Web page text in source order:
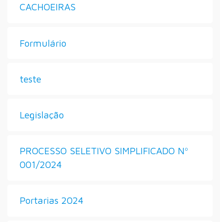
CACHOEIRAS
Formulário
teste
Legislação
PROCESSO SELETIVO SIMPLIFICADO Nº
001/2024
Portarias 2024